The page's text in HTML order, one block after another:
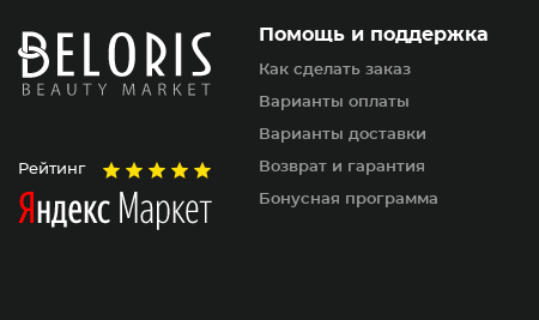
Рейтинг
Помощь и поддержка
Как сделать заказ
Варианты оплаты
Варианты доставки
Возврат и гарантия
Бонусная программа